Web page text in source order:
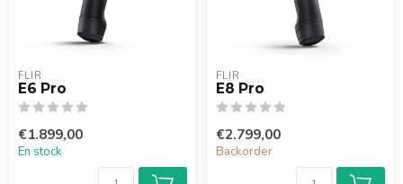
FLIR
E6 Pro
€1.899,00
En stock
FLIR
E8 Pro
€2.799,00
Backorder